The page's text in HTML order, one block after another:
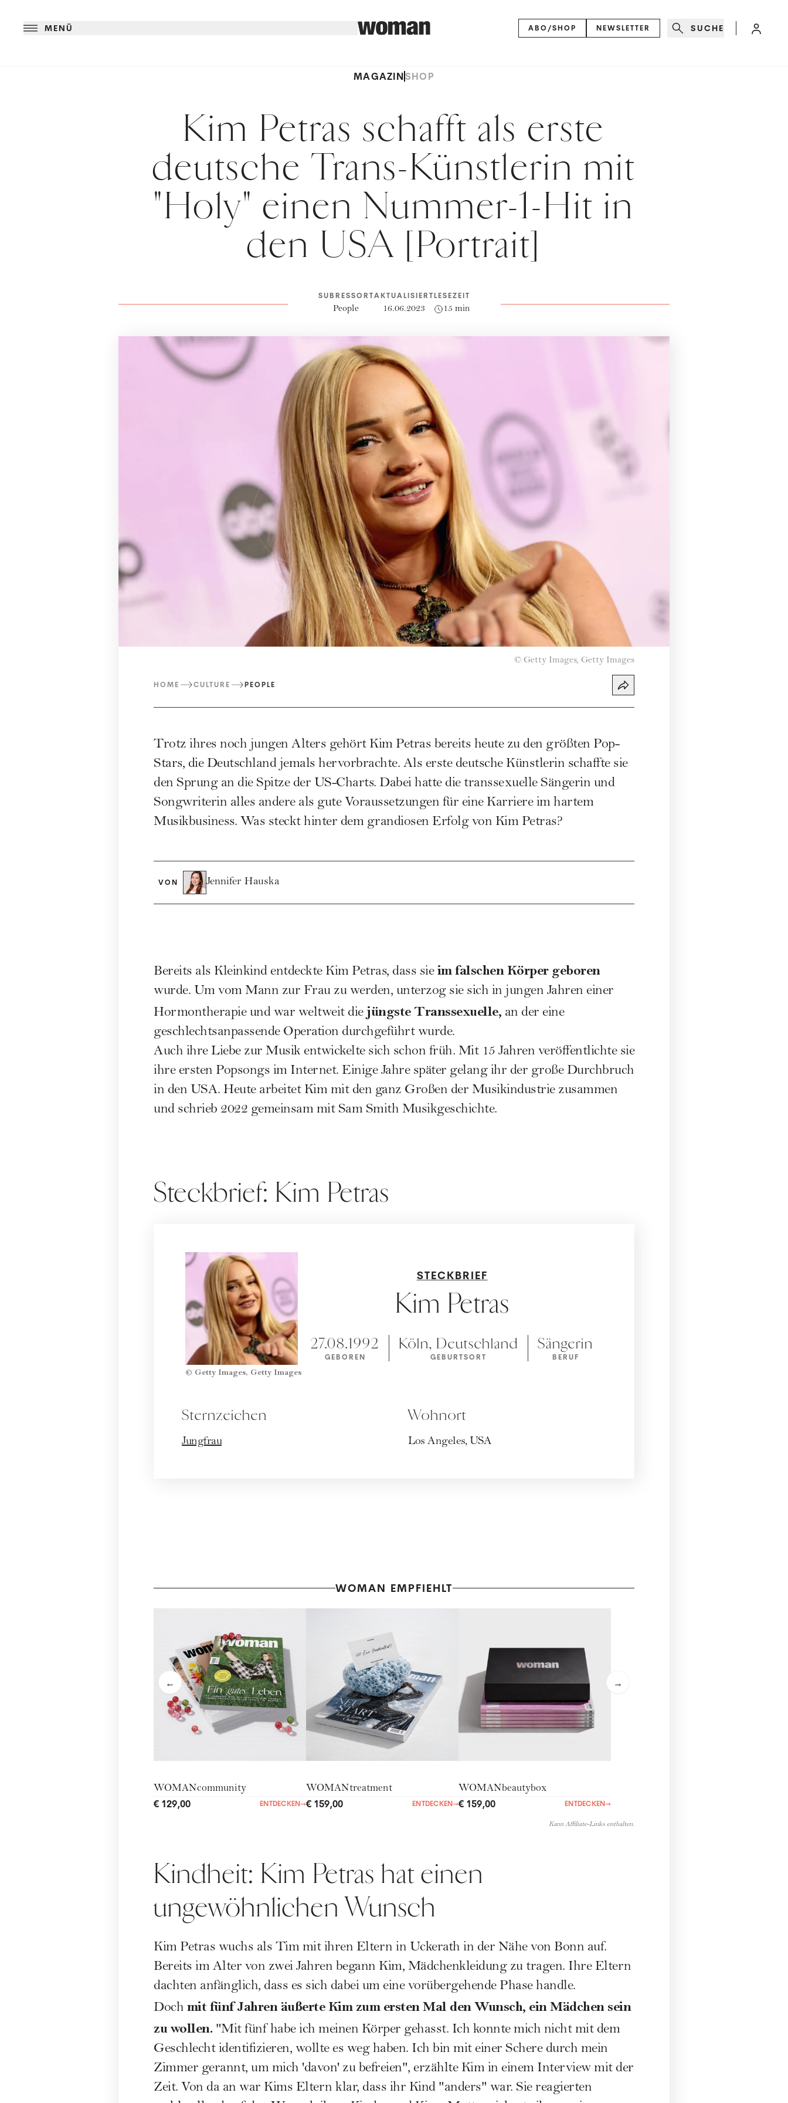
MENÜ ABO/SHOP NEWSLETTER SUCHE
MAGAZINSHOP
Kim Petras schafft als erste
deutsche Trans-Künstlerin mit
"Holy" einen Nummer-1-Hit in
den USA [Portrait]
SUBRESSORT
People
AKTUALISIERT
16.06.2023
LESEZEIT
15 min
© Getty Images, Getty Images
HOME CULTURE PEOPLE
Trotz ihres noch jungen Alters gehört Kim Petras bereits heute zu den größten Pop-
Stars, die Deutschland jemals hervorbrachte. Als erste deutsche Künstlerin schaffte sie
den Sprung an die Spitze der US-Charts. Dabei hatte die transsexuelle Sängerin und
Songwriterin alles andere als gute Voraussetzungen für eine Karriere im hartem
Musikbusiness. Was steckt hinter dem grandiosen Erfolg von Kim Petras?
VON Jennifer Hauska
Bereits als Kleinkind entdeckte Kim Petras, dass sie im falschen Körper geboren
wurde. Um vom Mann zur Frau zu werden, unterzog sie sich in jungen Jahren einer
Hormontherapie und war weltweit die jüngste Transsexuelle, an der eine
geschlechtsanpassende Operation durchgeführt wurde.
Auch ihre Liebe zur Musik entwickelte sich schon früh. Mit 15 Jahren veröffentlichte sie
ihre ersten Popsongs im Internet. Einige Jahre später gelang ihr der große Durchbruch
in den USA. Heute arbeitet Kim mit den ganz Großen der Musikindustrie zusammen
und schrieb 2022 gemeinsam mit Sam Smith Musikgeschichte.
Steckbrief: Kim Petras
© Getty Images, Getty Images
STECKBRIEF
Kim Petras
GEBOREN
27.08.1992
GEBURTSORT
Köln, Deutschland
BERUF
Sängerin
Sternzeichen
Jungfrau
Wohnort
Los Angeles, USA
WOMAN EMPFIEHLT
← →
WOMANcommunity
€ 129,00 ENTDECKEN→
WOMANtreatment
€ 159,00 ENTDECKEN→
WOMANbeautybox
€ 159,00 ENTDECKEN→
Kann Affiliate-Links enthalten.
Kindheit: Kim Petras hat einen
ungewöhnlichen Wunsch
Kim Petras wuchs als Tim mit ihren Eltern in Uckerath in der Nähe von Bonn auf.
Bereits im Alter von zwei Jahren begann Kim, Mädchenkleidung zu tragen. Ihre Eltern
dachten anfänglich, dass es sich dabei um eine vorübergehende Phase handle.
Doch mit fünf Jahren äußerte Kim zum ersten Mal den Wunsch, ein Mädchen sein
zu wollen."Mit fünf habe ich meinen Körper gehasst. Ich konnte mich nicht mit dem
Geschlecht identifizieren, wollte es weg haben. Ich bin mit einer Schere durch mein
Zimmer gerannt, um mich 'davon' zu befreien", erzählte Kim in einem Interview mit der
Zeit. Von da an war Kims Eltern klar, dass ihr Kind "anders" war. Sie reagierten